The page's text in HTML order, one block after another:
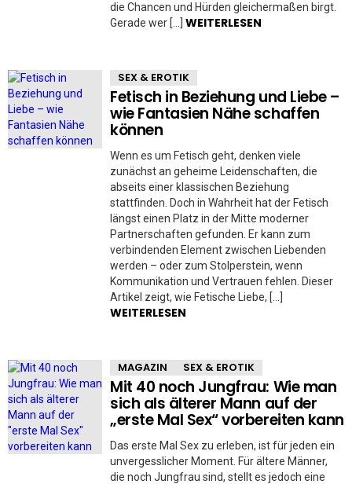
die Chancen und Hürden gleichermaßen birgt.
Gerade wer […] WEITERLESEN
SEX & EROTIK
Fetisch in Beziehung und Liebe –
wie Fantasien Nähe schaffen
können
Wenn es um Fetisch geht, denken viele
zunächst an geheime Leidenschaften, die
abseits einer klassischen Beziehung
stattfinden. Doch in Wahrheit hat der Fetisch
längst einen Platz in der Mitte moderner
Partnerschaften gefunden. Er kann zum
verbindenden Element zwischen Liebenden
werden – oder zum Stolperstein, wenn
Kommunikation und Vertrauen fehlen. Dieser
Artikel zeigt, wie Fetische Liebe, […]
WEITERLESEN
MAGAZIN SEX & EROTIK
Mit 40 noch Jungfrau: Wie man
sich als älterer Mann auf der
„erste Mal Sex“ vorbereiten kann
Das erste Mal Sex zu erleben, ist für jeden ein
unvergesslicher Moment. Für ältere Männer,
die noch Jungfrau sind, stellt es jedoch eine